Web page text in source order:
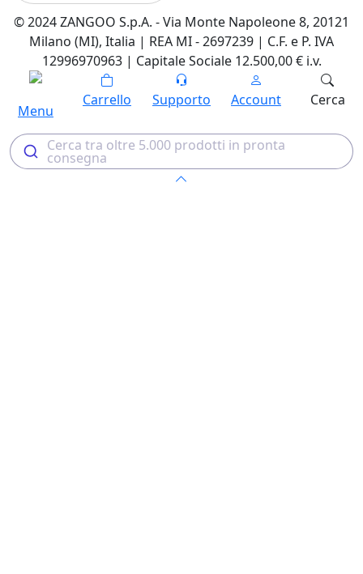
© 2024 ZANGOO S.p.A. - Via Monte Napoleone 8, 20121
Milano (MI), Italia | REA MI - 2697239 | C.F. e P. IVA
12996970963 | Capitale Sociale 12.500,00 € i.v.
Menu
Carrello Supporto Account Cerca
Cerca tra oltre 5.000 prodotti in pronta
consegna